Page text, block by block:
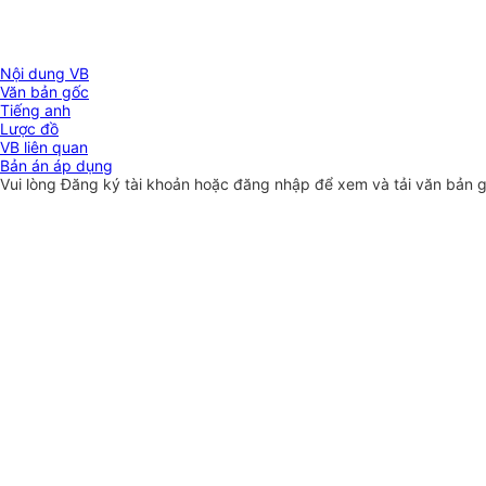
Nội dung VB
Văn bản gốc
Tiếng anh
Lược đồ
VB liên quan
Bản án áp dụng
Vui lòngĐăng ký tài khoản hoặc đăng nhập để xem và tải văn bản